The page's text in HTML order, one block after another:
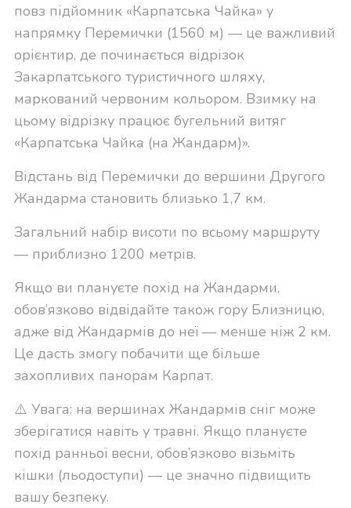
повз підйомник «Карпатська Чайка» у
напрямку Перемички (1560 м) — це важливий
орієнтир, де починається відрізок
Закарпатського туристичного шляху,
маркований червоним кольором. Взимку на
цьому відрізку працює бугельний витяг
«Карпатська Чайка (на Жандарм)».
Відстань від Перемички до вершини Другого
Жандарма становить близько 1,7 км.
Загальний набір висоти по всьому маршруту
— приблизно 1200 метрів.
Якщо ви плануєте похід на Жандарми,
обов’язково відвідайте також гору Близницю,
адже від Жандармів до неї — менше ніж 2 км.
Це дасть змогу побачити ще більше
захопливих панорам Карпат.
⚠️ Увага: на вершинах Жандармів сніг може
зберігатися навіть у травні. Якщо плануєте
похід ранньої весни, обов’язково візьміть
кішки (льодоступи) — це значно підвищить
вашу безпеку.